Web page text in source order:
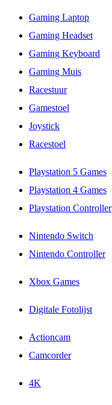
Gaming Laptop
Gaming Headset
Gaming Keyboard
Gaming Muis
Racestuur
Gamestoel
Joystick
Racestoel
Playstation 5 Games
Playstation 4 Games
Playstation Controller
Nintendo Switch
Nintendo Controller
Xbox Games
Digitale Fotolijst
Actioncam
Camcorder
4K